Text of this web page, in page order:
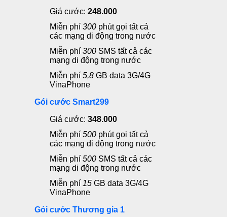
Giá cước: 248.000
Miễn phí 300 phút gọi tất cả
các mạng di động trong nước
Miễn phí 300 SMS tất cả các
mạng di động trong nước
Miễn phí 5,8 GB data 3G/4G
VinaPhone
Gói cước Smart299
Giá cước: 348.000
Miễn phí 500 phút gọi tất cả
các mạng di động trong nước
Miễn phí 500 SMS tất cả các
mạng di động trong nước
Miễn phí 15 GB data 3G/4G
VinaPhone
Gói cước Thương gia 1